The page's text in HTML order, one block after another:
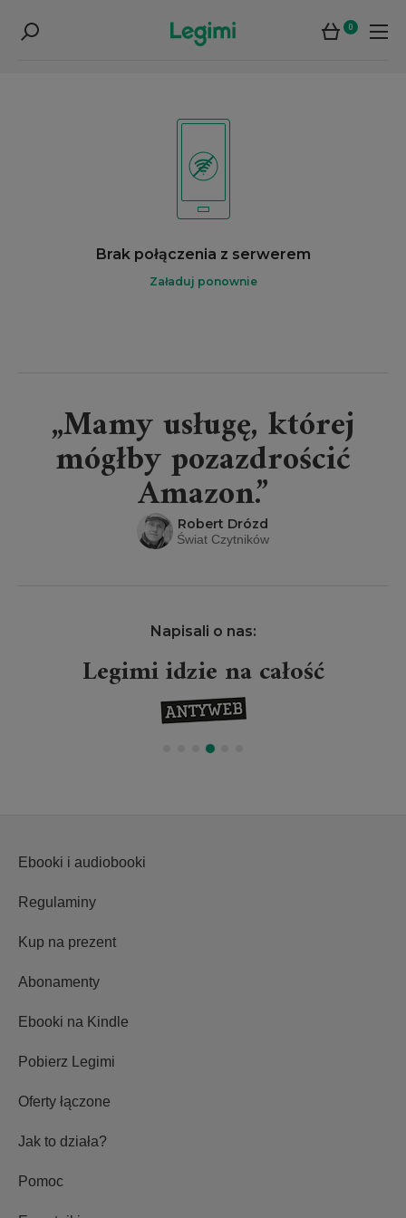
0
Brak połączenia z serwerem
Załaduj ponownie
„Mamy usługę, której
mógłby pozazdrościć
Amazon.”
Robert Drózd
Świat Czytników
Napisali o nas:
Legimi idzie na całość
Ebooki i audiobooki
Regulaminy
Kup na prezent
Abonamenty
Ebooki na Kindle
Pobierz Legimi
Oferty łączone
Jak to działa?
Pomoc